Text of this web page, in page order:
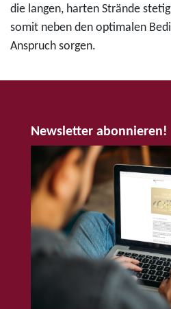
die langen, harten Strände
somit neben den optimalen
Anspruch sorgen.
Newsletter abonnieren!